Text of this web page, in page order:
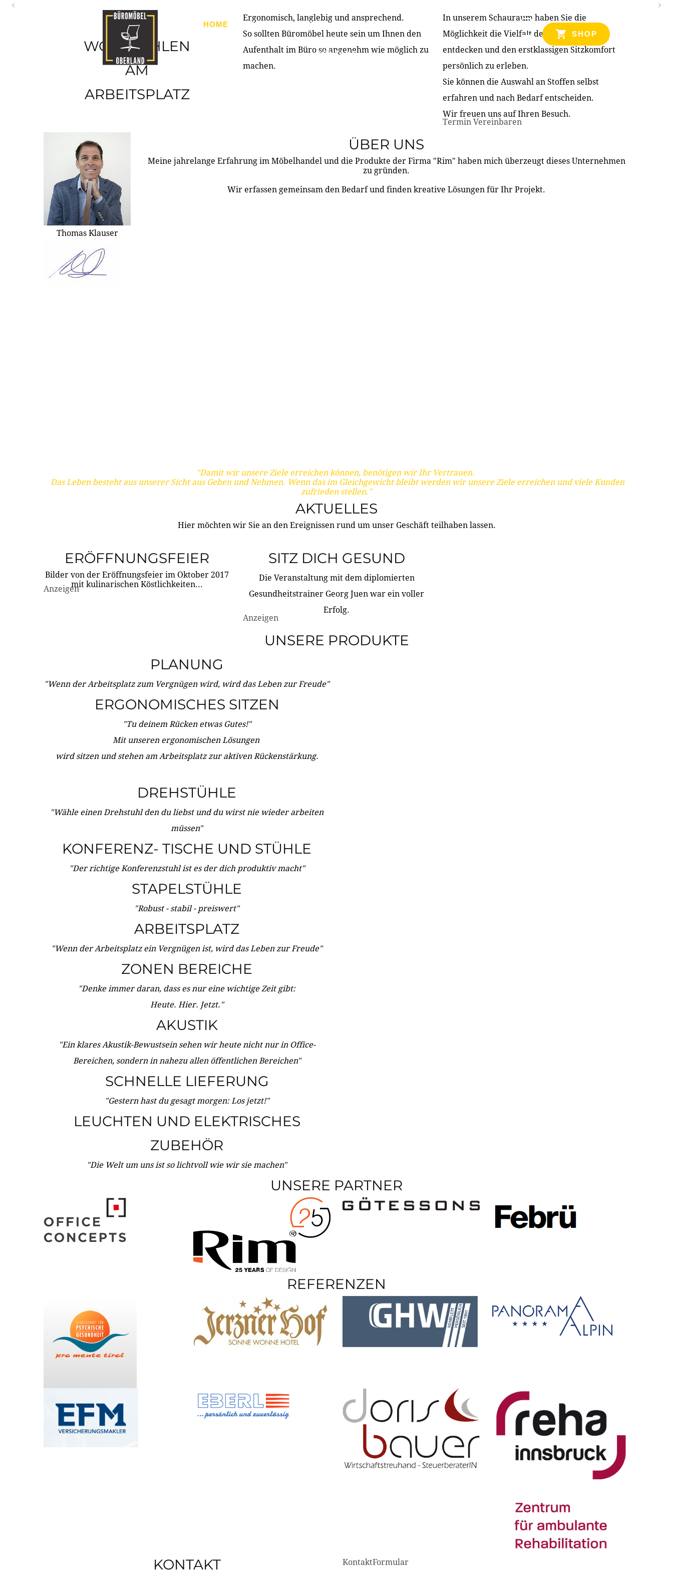
HOME PRODUKTE ÜBER UNS PARTNER & REFERENZEN
KONTAKT
SHOP
WOHLFÜHLEN
AM
ARBEITSPLATZ
Ergonomisch, langlebig und ansprechend.
So sollten Büromöbel heute sein um Ihnen den
Aufenthalt im Büro so angenehm wie möglich zu
machen.
In unserem Schauraum haben Sie die
Möglichkeit die Vielfalt der Produkte zu
entdecken und den erstklassigen Sitzkomfort
persönlich zu erleben.
Sie können die Auswahl an Stoffen selbst
erfahren und nach Bedarf entscheiden.
Wir freuen uns auf Ihren Besuch.
Termin Vereinbaren
Thomas Klauser
ÜBER UNS
Meine jahrelange Erfahrung im Möbelhandel und die Produkte der Firma "Rim" haben mich überzeugt dieses Unternehmen
zu gründen.
Wir erfassen gemeinsam den Bedarf und finden kreative Lösungen für Ihr Projekt.
"Damit wir unsere Ziele erreichen können, benötigen wir Ihr Vertrauen.
Das Leben besteht aus unserer Sicht aus Geben und Nehmen. Wenn das im Gleichgewicht bleibt werden wir unsere Ziele erreichen und viele Kunden
zufrieden stellen."
AKTUELLES
Hier möchten wir Sie an den Ereignissen rund um unser Geschäft teilhaben lassen.
ERÖFFNUNGSFEIER
Bilder von der Eröffnungsfeier im Oktober 2017
mit kulinarischen Köstlichkeiten...
Anzeigen
SITZ DICH GESUND
Die Veranstaltung mit dem diplomierten
Gesundheitstrainer Georg Juen war ein voller
Erfolg.
Anzeigen
UNSERE PRODUKTE
PLANUNG
"Wenn der Arbeitsplatz zum Vergnügen wird, wird das Leben zur Freude"
ERGONOMISCHES SITZEN
"Tu deinem Rücken etwas Gutes!"
Mit unseren ergonomischen Lösungen
wird sitzen und stehen am Arbeitsplatz zur aktiven Rückenstärkung.
DREHSTÜHLE
"Wähle einen Drehstuhl den du liebst und du wirst nie wieder arbeiten
müssen"
KONFERENZ- TISCHE UND STÜHLE
"Der richtige Konferenzstuhl ist es der dich produktiv macht"
STAPELSTÜHLE
"Robust - stabil - preiswert"
ARBEITSPLATZ
"Wenn der Arbeitsplatz ein Vergnügen ist, wird das Leben zur Freude"
ZONEN BEREICHE
"Denke immer daran, dass es nur eine wichtige Zeit gibt:
Heute. Hier. Jetzt."
AKUSTIK
"Ein klares Akustik-Bewustsein sehen wir heute nicht nur in Office-
Bereichen, sondern in nahezu allen öffentlichen Bereichen"
SCHNELLE LIEFERUNG
"Gestern hast du gesagt morgen: Los jetzt!"
LEUCHTEN UND ELEKTRISCHES
ZUBEHÖR
"Die Welt um uns ist so lichtvoll wie wir sie machen"
UNSERE PARTNER
REFERENZEN
KONTAKT KontaktFormular